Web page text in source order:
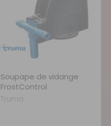
Soupape de vidange
FrostControl
Truma